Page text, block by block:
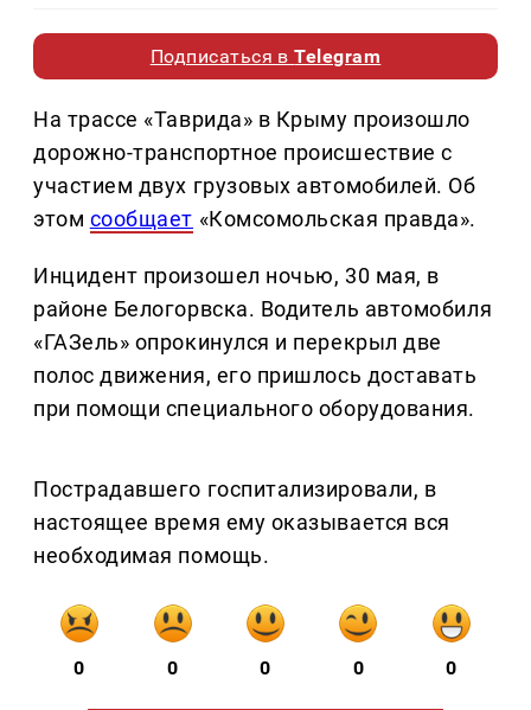
Подписаться вTelegram
На трассе «Таврида» в Крыму произошло
дорожно-транспортное происшествие с
участием двух грузовых автомобилей. Об
этом сообщает «Комсомольская правда».
Инцидент произошел ночью, 30 мая, в
районе Белогорвска. Водитель автомобиля
«ГАЗель» опрокинулся и перекрыл две
полос движения, его пришлось доставать
при помощи специального оборудования.
Пострадавшего госпитализировали, в
настоящее время ему оказывается вся
необходимая помощь.
0 0 0 0 0